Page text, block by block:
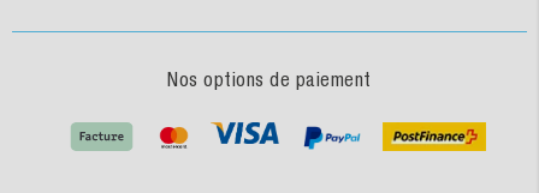
Nos options de paiement